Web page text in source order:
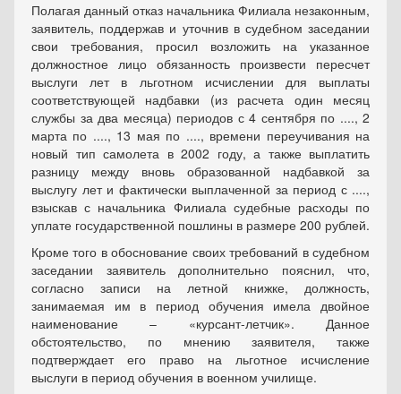
Полагая данный отказ начальника Филиала незаконным,
заявитель, поддержав и уточнив в судебном заседании
свои требования, просил возложить на указанное
должностное лицо обязанность произвести пересчет
выслуги лет в льготном исчислении для выплаты
соответствующей надбавки (из расчета один месяц
службы за два месяца) периодов с 4 сентября по ...., 2
марта по ...., 13 мая по ...., времени переучивания на
новый тип самолета в 2002 году, а также выплатить
разницу между вновь образованной надбавкой за
выслугу лет и фактически выплаченной за период с ....,
взыскав с начальника Филиала судебные расходы по
уплате государственной пошлины в размере 200 рублей.
Кроме того в обоснование своих требований в судебном
заседании заявитель дополнительно пояснил, что,
согласно записи на летной книжке, должность,
занимаемая им в период обучения имела двойное
наименование – «курсант-летчик». Данное
обстоятельство, по мнению заявителя, также
подтверждает его право на льготное исчисление
выслуги в период обучения в военном училище.